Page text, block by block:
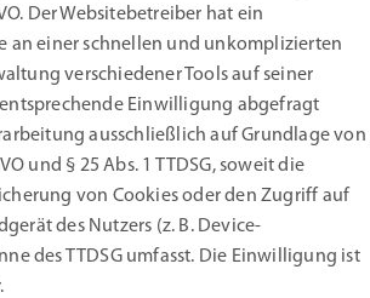
Der Websitebetreiber hat ein
an einer schnellen und unkomplizierten
verschiedener Tools auf seiner
Einwilligung abgefragt
ausschließlich auf Grundlage von
und § 25 Abs. 1 TTDSG, soweit die
von Cookies oder den Zugriff auf
des Nutzers (z. B. Device-
des TTDSG umfasst. Die Einwilligung ist